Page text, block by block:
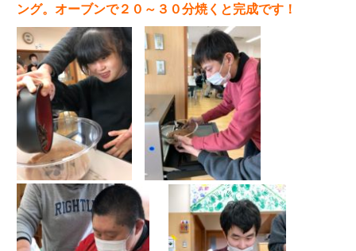
ング。オーブンで２０～３０分焼くと完成です！